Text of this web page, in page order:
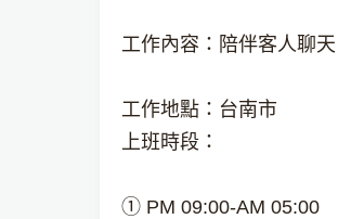
工作內容：陪伴客人聊
工作地點：台南市
上班時段：
① PM 09:00-AM 05:00